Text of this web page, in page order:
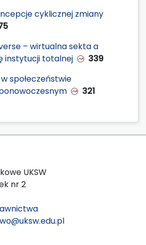
cyklicznej zmiany
– wirtualna sekta a
instytucji totalnej
339
społeczeństwie
321
UKSW
nr 2